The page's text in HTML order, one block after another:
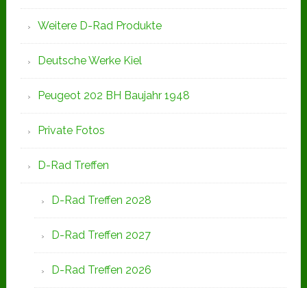
Weitere D-Rad Produkte
Deutsche Werke Kiel
Peugeot 202 BH Baujahr 1948
Private Fotos
D-Rad Treffen
D-Rad Treffen 2028
D-Rad Treffen 2027
D-Rad Treffen 2026